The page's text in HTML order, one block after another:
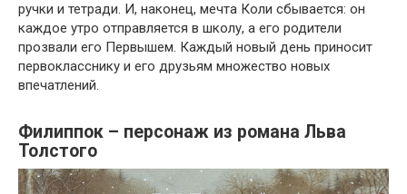
ручки и тетради. И, наконец, мечта Коли сбывается: он
каждое утро отправляется в школу, а его родители
прозвали его Первышем. Каждый новый день приносит
первокласснику и его друзьям множество новых
впечатлений.
Филиппок – персонаж из романа Льва
Толстого